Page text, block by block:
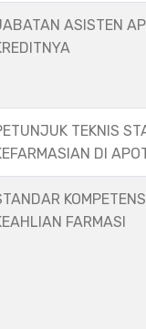
ASISTEN
TEKNIS
DI
FARMASI